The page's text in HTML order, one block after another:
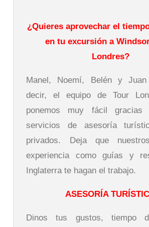
¿Quieres aprovechar el
en tu excursión a
Londres?
Manel, Noemí, Belén y
decir, el equipo de Tour
ponemos muy fácil gracias
servicios de asesoría
privados. Deja que
experiencia como guías y
Inglaterra te hagan el trabajo.
ASESORÍA
Dinos tus gustos, tiempo